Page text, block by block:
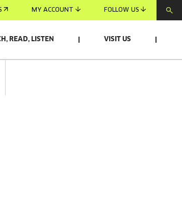
MY ACCOUNT FOLLOW US
READ, LISTEN VISIT US